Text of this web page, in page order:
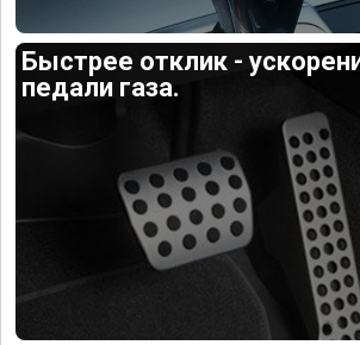
Быстрее отклик -
педали газа.